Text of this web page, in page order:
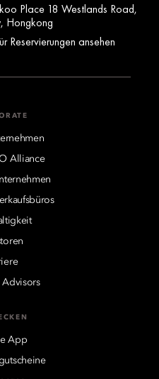
Place 18 Westlands Road,
Hongkong
Reservierungen ansehen
Alliance
Advisors
App